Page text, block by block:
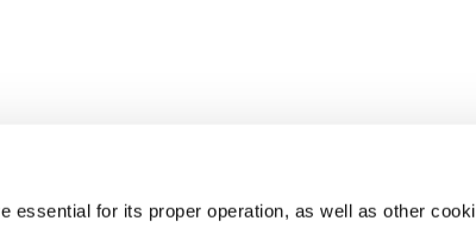
essential for its proper operation, as well as other